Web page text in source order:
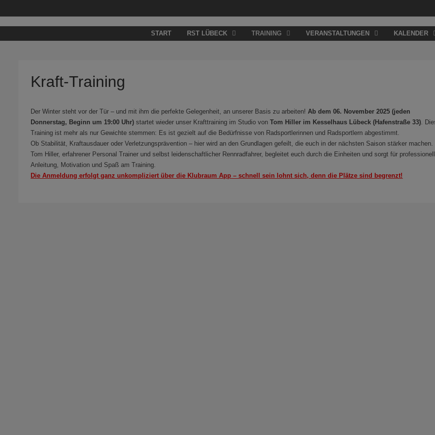
START
RST LÜBECK TRAINING VERANSTALTUNGEN KALENDER
Kraft-Training
Der Winter steht vor der Tür – und mit ihm die perfekte Gelegenheit, an unserer Basis zu arbeiten!Ab dem 06. November 2025 (jeden
Donnerstag, Beginn um 19:00 Uhr) startet wieder unser Krafttraining im Studio vonTom Hiller im Kesselhaus Lübeck (Hafenstraße 33).
Training ist mehr als nur Gewichte stemmen: Es ist gezielt auf die Bedürfnisse von Radsportlerinnen und Radsportlern abgestimmt.
Ob Stabilität, Kraftausdauer oder Verletzungsprävention – hier wird an den Grundlagen gefeilt, die euch in der nächsten Saison stärker machen.
Tom Hiller, erfahrener Personal Trainer und selbst leidenschaftlicher Rennradfahrer, begleitet euch durch die Einheiten und sorgt für
Anleitung, Motivation und Spaß am Training.
Die Anmeldung erfolgt ganz unkompliziert über die Klubraum App – schnell sein lohnt sich, denn die Plätze sind begrenzt!